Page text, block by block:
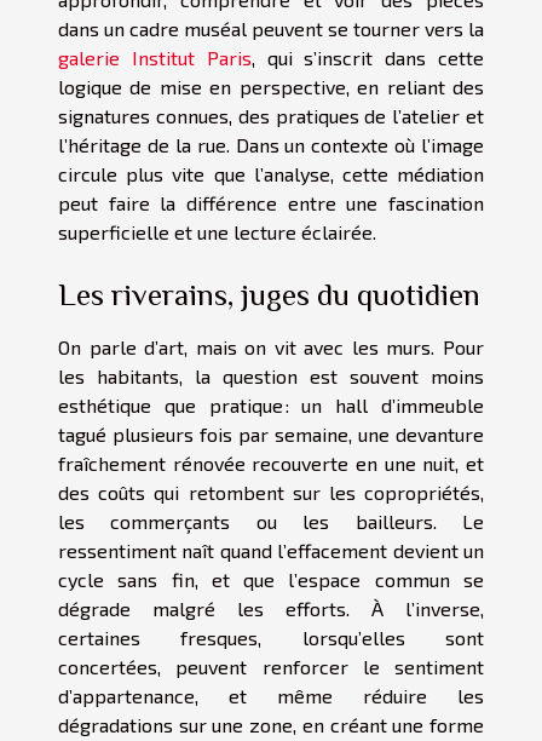
dans un cadre muséal peuvent se tourner vers la
galerie Institut Paris, qui s’inscrit dans cette
logique de mise en perspective, en reliant des
signatures connues, des pratiques de l’atelier et
l’héritage de la rue. Dans un contexte où l’image
circule plus vite que l’analyse, cette médiation
peut faire la différence entre une fascination
superficielle et une lecture éclairée.
Les riverains, juges du quotidien
On parle d’art, mais on vit avec les murs. Pour
les habitants, la question est souvent moins
esthétique que pratique : un hall d’immeuble
tagué plusieurs fois par semaine, une devanture
fraîchement rénovée recouverte en une nuit, et
des coûts qui retombent sur les copropriétés,
les commerçants ou les bailleurs. Le
ressentiment naît quand l’effacement devient un
cycle sans fin, et que l’espace commun se
dégrade malgré les efforts. À l’inverse,
certaines fresques, lorsqu’elles sont
concertées, peuvent renforcer le sentiment
d’appartenance, et même réduire les
dégradations sur une zone, en créant une forme